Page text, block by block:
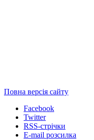
Повна версія сайту
Facebook
Twitter
RSS-стрічки
E-mail розсилка